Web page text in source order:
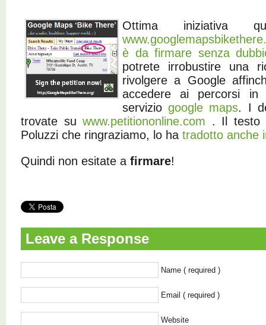
Ottima iniziativa
è da firmare senza
potrete irrobustire una
rivolgere a Google
accedere ai percorsi in
serviziogoogle maps. I
trovate suwww.petitiononline.com . Il testo
Poluzzi che ringraziamo, lo ha tradotto anche
Quindi non esitate a firmare!
Leave a Response
Name ( required )
Email ( required )
Website